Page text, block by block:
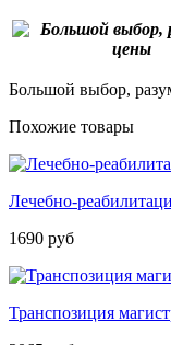
Большой выбор,
Похожие товары
Лечебно-
1690 руб
Транспозиция